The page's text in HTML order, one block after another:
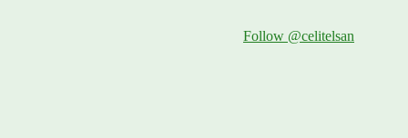
Follow @celitelsan